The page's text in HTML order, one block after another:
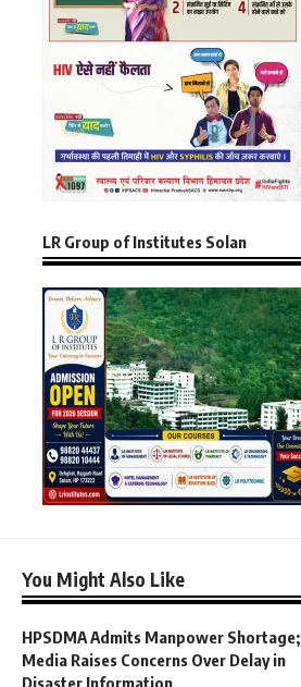
LR Group of Institutes Solan
You Might Also Like
HPSDMA Admits Manpower Shortage;
Media Raises Concerns Over Delay in
Disaster Information